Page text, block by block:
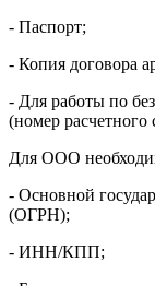
- Паспорт;
- Копия договора
- Для работы по
(номер
Для ООО
- Основной
(ОГРН);
- ИНН/КПП;